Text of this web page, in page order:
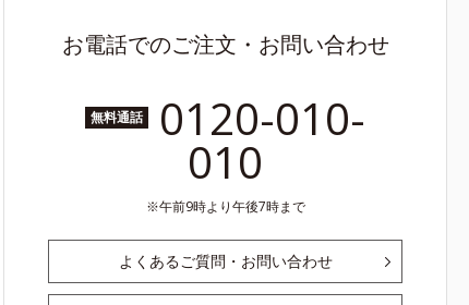
お電話でのご注文・お問い合わせ
無料通話 0120-010-
010
午前9時より午後7時まで
よくあるご質問・お問い合わせ